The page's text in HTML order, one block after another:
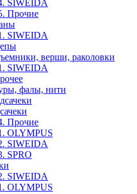
SIWEIDA
Прочие
SIWEIDA
верши, раколовки
SIWEIDA
фалы, нити
Прочие
OLYMPUS
SIWEIDA
SPRO
SIWEIDA
OLYMPUS